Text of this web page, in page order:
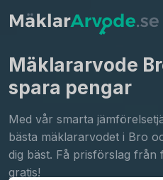
Mäklararvode
spara pengar
Med vår smarta
bästa mäklararvodet i Bro
dig bäst. Få prisförslag från
gratis!